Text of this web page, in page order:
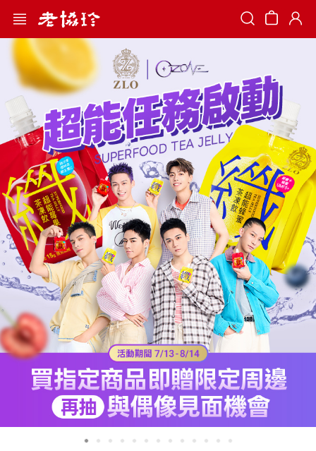
Search